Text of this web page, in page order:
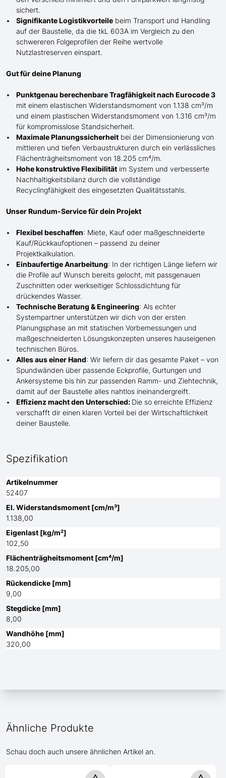
sichert.
Signifikante Logistikvorteile beim Transport und Handling
auf der Baustelle, da die tkL 603A im Vergleich zu den
schwereren Folgeprofilen der Reihe wertvolle
Nutzlastreserven einspart.
Gut für deine Planung
Punktgenau berechenbare Tragfähigkeit nach Eurocode 3
mit einem elastischen Widerstandsmoment von 1.138 cm³/m
und einem plastischen Widerstandsmoment von 1.316 cm³/m
für kompromisslose Standsicherheit.
Maximale Planungssicherheit bei der Dimensionierung von
mittleren und tiefen Verbaustrukturen durch ein verlässliches
Flächenträgheitsmoment von 18.205 cm⁴/m.
Hohe konstruktive Flexibilität im System und verbesserte
Nachhaltigkeitsbilanz durch die vollständige
Recyclingfähigkeit des eingesetzten Qualitätsstahls.
Unser Rundum-Service für dein Projekt
Flexibel beschaffen: Miete, Kauf oder maßgeschneiderte
Kauf/Rückkaufoptionen – passend zu deiner
Projektkalkulation.
Einbaufertige Anarbeitung: In der richtigen Länge liefern wir
die Profile auf Wunsch bereits gelocht, mit passgenauen
Zuschnitten oder werkseitiger Schlossdichtung für
drückendes Wasser.
Technische Beratung & Engineering: Als echter
Systempartner unterstützen wir dich von der ersten
Planungsphase an mit statischen Vorbemessungen und
maßgeschneiderten Lösungskonzepten unseres hauseigenen
technischen Büros.
Alles aus einer Hand: Wir liefern dir das gesamte Paket – von
Spundwänden über passende Eckprofile, Gurtungen und
Ankersysteme bis hin zur passenden Ramm- und Ziehtechnik,
damit auf der Baustelle alles nahtlos ineinandergreift.
Effizienz macht den Unterschied: Die so erreichte Effizienz
verschafft dir einen klaren Vorteil bei der Wirtschaftlichkeit
deiner Baustelle.
Spezifikation
Artikelnummer
52407
El. Widerstandsmoment [cm/m³]
1.138,00
Eigenlast [kg/m²]
102,50
Flächenträgheitsmoment [cm⁴/m]
18.205,00
Rückendicke [mm]
9,00
Stegdicke [mm]
8,00
Wandhöhe [mm]
320,00
Ähnliche Produkte
Schau doch auch unsere ähnlichen Artikel an.